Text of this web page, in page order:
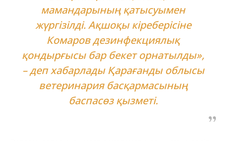
мамандарының қатысуымен
жүргізілді. Ақшоқы кіреберісіне
Комаров дезинфекциялық
қондырғысы бар бекет орнатылды»,
– деп хабарлады Қарағанды облысы
ветеринария басқармасының
баспасөз қызметі.